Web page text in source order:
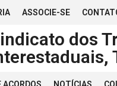
ASSOCIE-SE
dos